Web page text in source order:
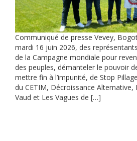
Communiqué de presse Vevey,
mardi 16 juin 2026, des
de la Campagne mondiale pour
des peuples, démanteler le pouvoir
mettre fin à l’impunité, de Stop
du CETIM, Décroissance Alternative,
Vaud et Les Vagues de […]